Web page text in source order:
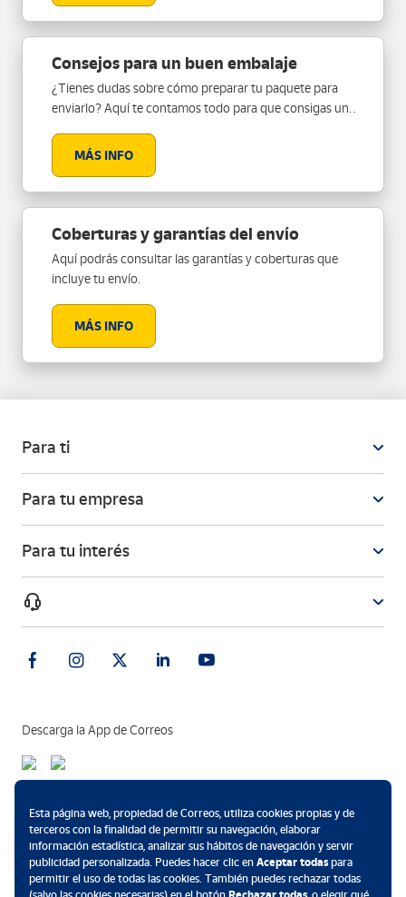
Consejos para un buen embalaje
¿Tienes dudas sobre cómo preparar tu paquete para
enviarlo? Aquí te contamos todo para que consigas un
MÁS INFO
Coberturas y garantías del envío
Aquí podrás consultar las garantías y coberturas que
incluye tu envío.
MÁS INFO
Para ti
Para tu empresa
Para tu interés
Descarga la App de Correos
Esta página web, propiedad de Correos, utiliza cookies propias y de
terceros con la finalidad de permitir su navegación, elaborar
información estadística, analizar sus hábitos de navegación y servir
publicidad personalizada. Puedes hacer clic en Aceptar todaspara
permitir el uso de todas las cookies. También puedes rechazar todas